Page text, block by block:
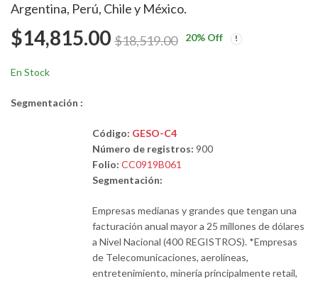
Argentina, Perú, Chile y México.
$14,815.00 $18,519.00 20% Off
En Stock
Segmentación :
Código: GESO-C4
Número de registros: 900
Folio: CC0919B061
Segmentación:
Empresas medianas y grandes que tengan una
facturación anual mayor a 25 millones de dólares
a Nivel Nacional (400 REGISTROS). *Empresas
de Telecomunicaciones, aerolíneas,
entretenimiento, minería principalmente retail,